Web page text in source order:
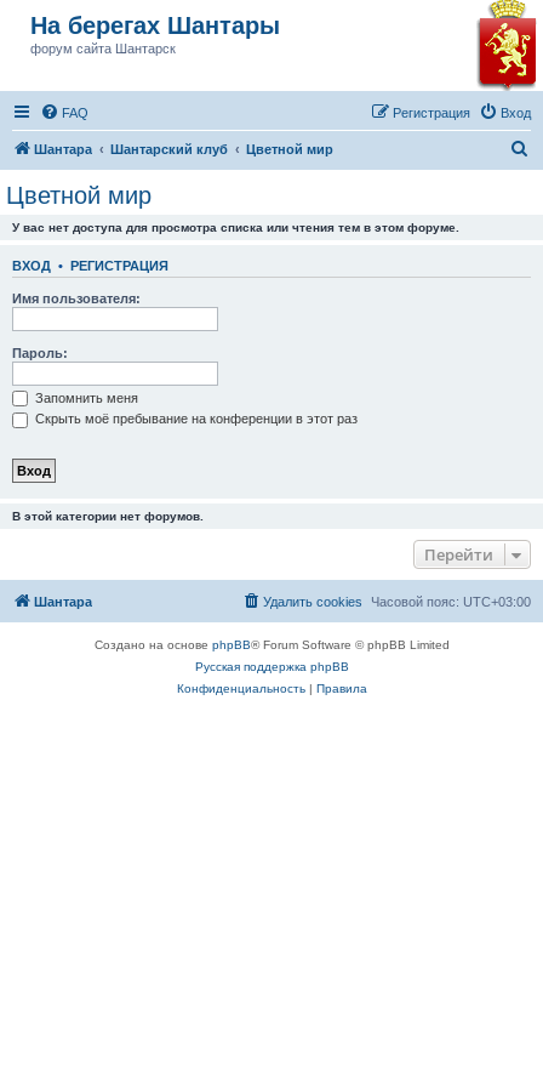
На берегах Шантары
форум сайта Шантарск
FAQ Вход
Регистрация
Шантара Шантарский клуб Цветной мир
Цветной мир
У вас нет доступа для просмотра списка или чтения тем в этом форуме.
ВХОД • РЕГИСТРАЦИЯ
Имя пользователя:
Пароль:
Запомнить меня
Скрыть моё пребывание на конференции в этот раз
В этой категории нет форумов.
Перейти
Шантара Часовой пояс: UTC+03:00
Удалить cookies
Создано на основе phpBB® Forum Software © phpBB Limited
Русская поддержка phpBB
Конфиденциальность| Правила